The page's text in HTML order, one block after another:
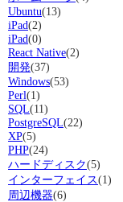
Ubuntu(13)
iPad(2)
iPad(0)
React Native(2)
開発(37)
Windows(53)
Perl(1)
SQL(11)
PostgreSQL(22)
XP(5)
PHP(24)
ハードディスク(5)
インターフェイス(1)
周辺機器(6)